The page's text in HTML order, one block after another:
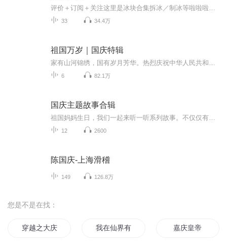
33 34.4万
祖国万岁｜国庆特辑
6 82.1万
国庆主题故事合辑
12 2600
陈国庆-上海滑稽
149 126.8万
您是不是在找：
穿越之大庆帝国 我在仙界有块地 嘉庆皇帝